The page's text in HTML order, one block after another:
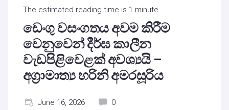
The estimated reading time is 1 minute
ඩෙංගු වසංගතය අවම කිරීම
වෙනුවෙන් දීර්ඝ කාලීන
වැඩපිළිවෙළක් අවශ්‍යයි –
අග්‍රාමාත්‍ය හරිනි අමරසූරිය
June 16, 2026 0